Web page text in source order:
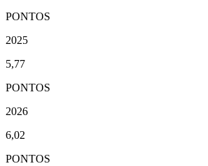
PONTOS
2025
5,77
PONTOS
2026
6,02
PONTOS